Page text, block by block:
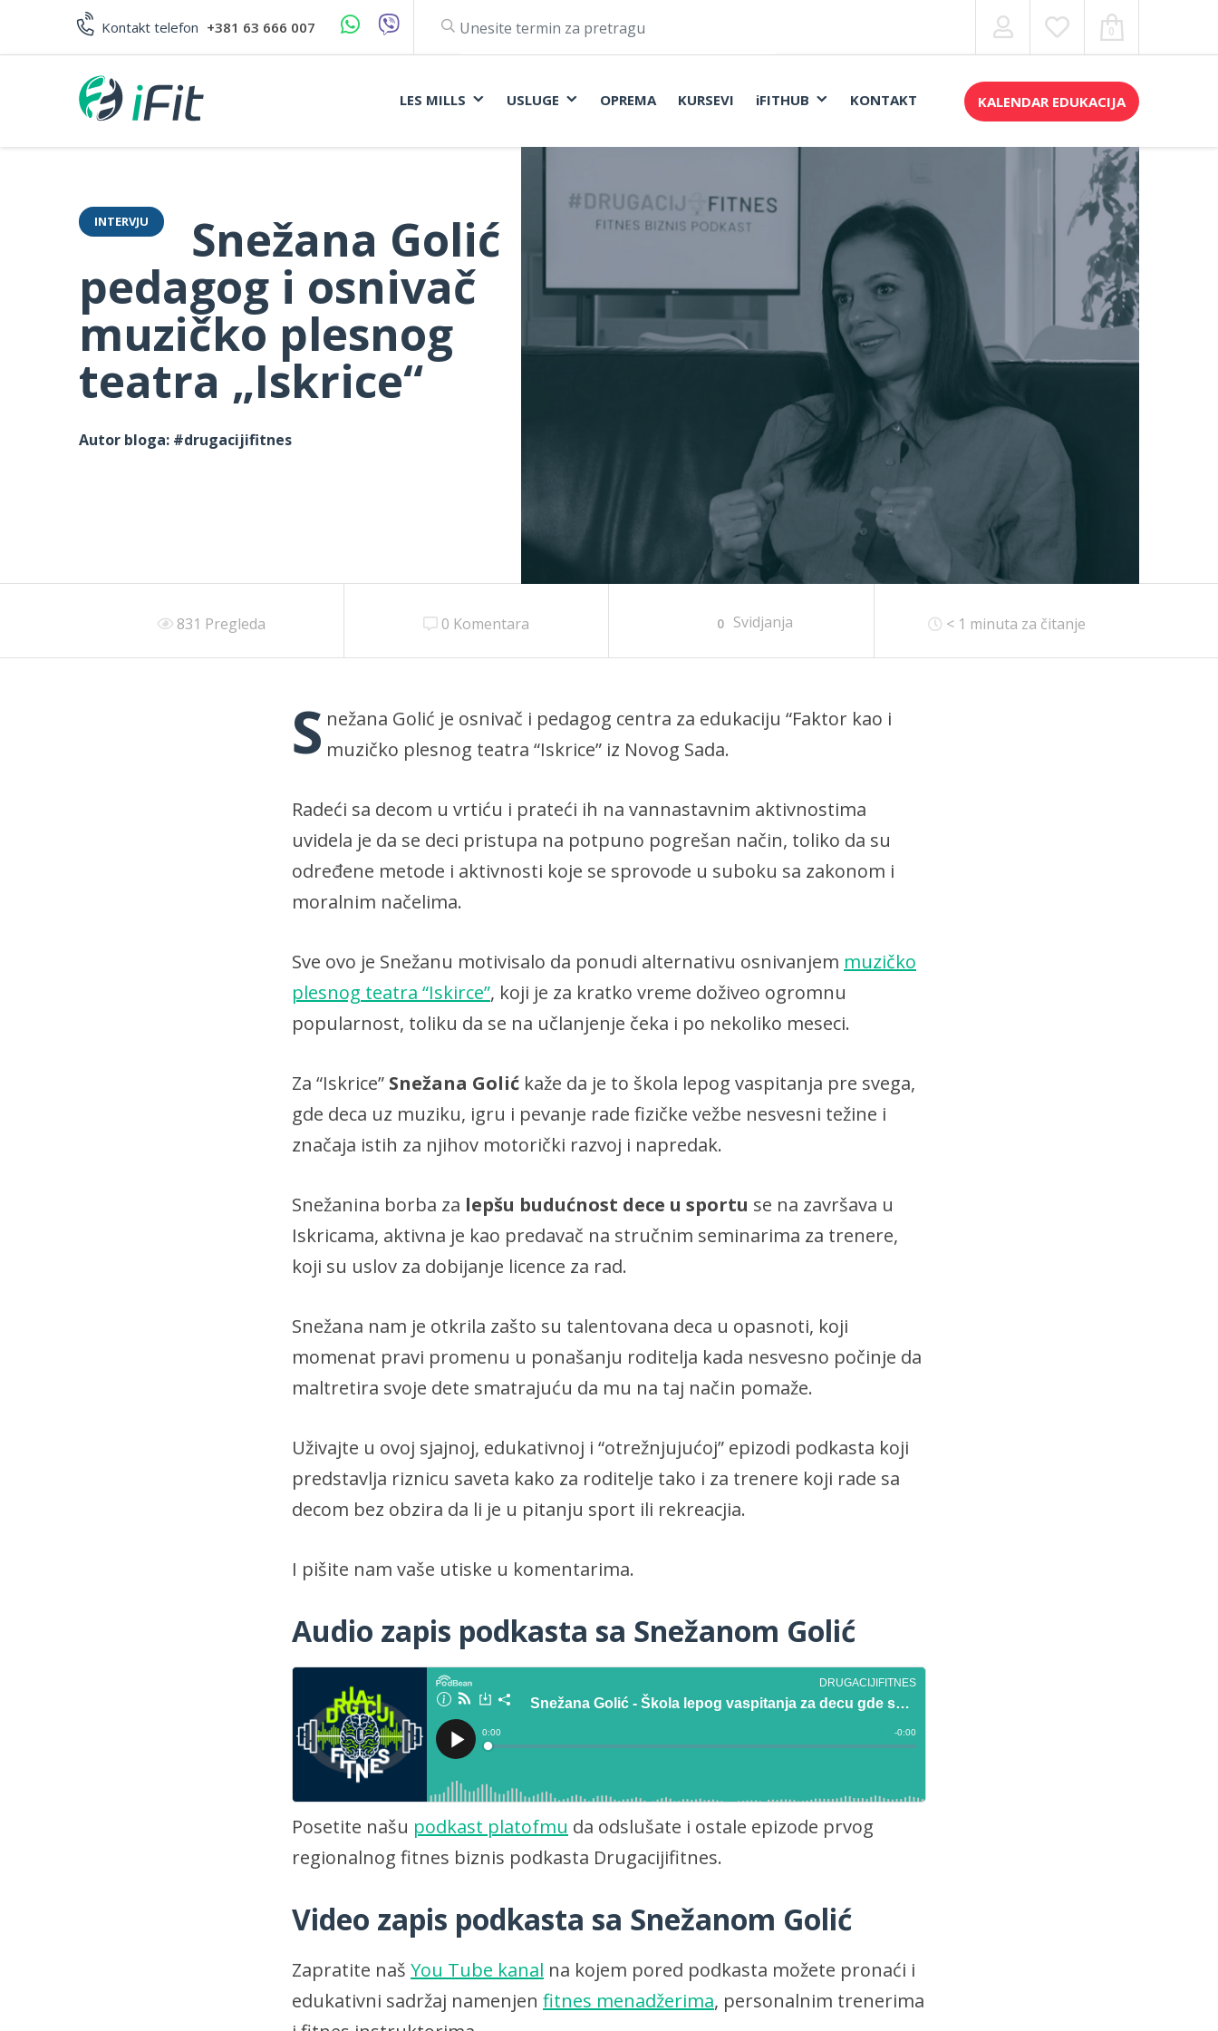
Kontakt telefon +381 63 666 007 0
LES MILLS USLUGE OPREMA KURSEVI iFITHUB KONTAKT KALENDAR EDUKACIJA
INTERVJU Snežana Golić
pedagog i osnivač
muzičko plesnog
teatra „Iskrice“
Autor bloga: #drugacijifitnes
831 Pregleda 0 Komentara 0 Svidjanja < 1 minuta za čitanje
S nežana Golić je osnivač i pedagog centra za edukaciju “Faktor kao i
muzičko plesnog teatra “Iskrice” iz Novog Sada.
Radeći sa decom u vrtiću i prateći ih na vannastavnim aktivnostima
uvidela je da se deci pristupa na potpuno pogrešan način, toliko da su
određene metode i aktivnosti koje se sprovode u suboku sa zakonom i
moralnim načelima.
Sve ovo je Snežanu motivisalo da ponudi alternativu osnivanjem muzičko
plesnog teatra “Iskirce”, koji je za kratko vreme doživeo ogromnu
popularnost, toliku da se na učlanjenje čeka i po nekoliko meseci.
Za “Iskrice” Snežana Golić kaže da je to škola lepog vaspitanja pre svega,
gde deca uz muziku, igru i pevanje rade fizičke vežbe nesvesni težine i
značaja istih za njihov motorički razvoj i napredak.
Snežanina borba za lepšu budućnost dece u sportu se na završava u
Iskricama, aktivna je kao predavač na stručnim seminarima za trenere,
koji su uslov za dobijanje licence za rad.
Snežana nam je otkrila zašto su talentovana deca u opasnoti, koji
momenat pravi promenu u ponašanju roditelja kada nesvesno počinje da
maltretira svoje dete smatrajuću da mu na taj način pomaže.
Uživajte u ovoj sjajnoj, edukativnoj i “otrežnjujućoj” epizodi podkasta koji
predstavlja riznicu saveta kako za roditelje tako i za trenere koji rade sa
decom bez obzira da li je u pitanju sport ili rekreacjia.
I pišite nam vaše utiske u komentarima.
Audio zapis podkasta sa Snežanom Golić
Posetite našu podkast platofmu da odslušate i ostale epizode prvog
regionalnog fitnes biznis podkasta Drugacijifitnes.
Video zapis podkasta sa Snežanom Golić
Zapratite naš You Tube kanal na kojem pored podkasta možete pronaći i
edukativni sadržaj namenjen fitnes menadžerima, personalnim trenerima